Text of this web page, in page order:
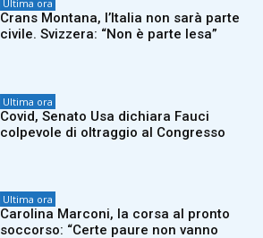
Ultima ora
Crans Montana, l’Italia non sarà parte
civile. Svizzera: “Non è parte lesa”
Ultima ora
Covid, Senato Usa dichiara Fauci
colpevole di oltraggio al Congresso
Ultima ora
Carolina Marconi, la corsa al pronto
soccorso: “Certe paure non vanno